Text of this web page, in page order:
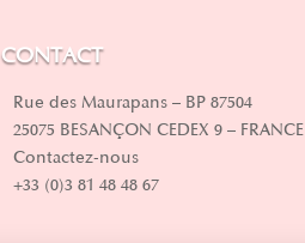
CONTACT
Rue des Maurapans – BP 87504
25075 BESANÇON CEDEX 9 – FRANCE
Contactez-nous
+33 (0)3 81 48 48 67